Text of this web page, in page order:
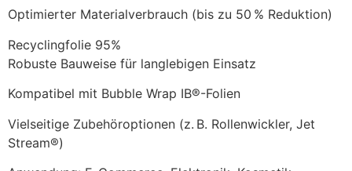
Optimierter Materialverbrauch (bis zu 50 % Reduktion)
Recyclingfolie 95%
Robuste Bauweise für langlebigen Einsatz
Kompatibel mit Bubble Wrap IB®-Folien
Vielseitige Zubehöroptionen (z. B. Rollenwickler, Jet
Stream®)